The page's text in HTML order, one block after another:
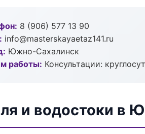
8 (906) 577 13 90
info@masterskayaetaz141.ru
Южно-Сахалинск
работы: Консультации:
и водостоки в